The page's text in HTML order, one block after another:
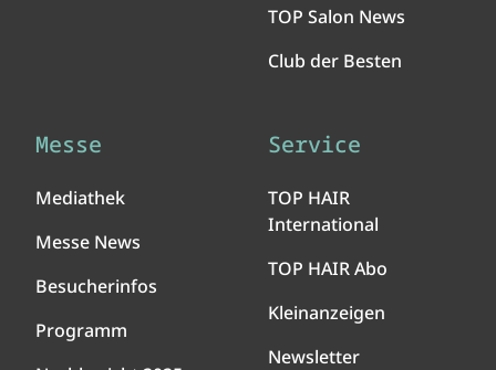
TOP Salon News
Club der Besten
Messe
Mediathek
Messe News
Besucherinfos
Programm
Service
TOP HAIR
International
TOP HAIR Abo
Kleinanzeigen
Newsletter